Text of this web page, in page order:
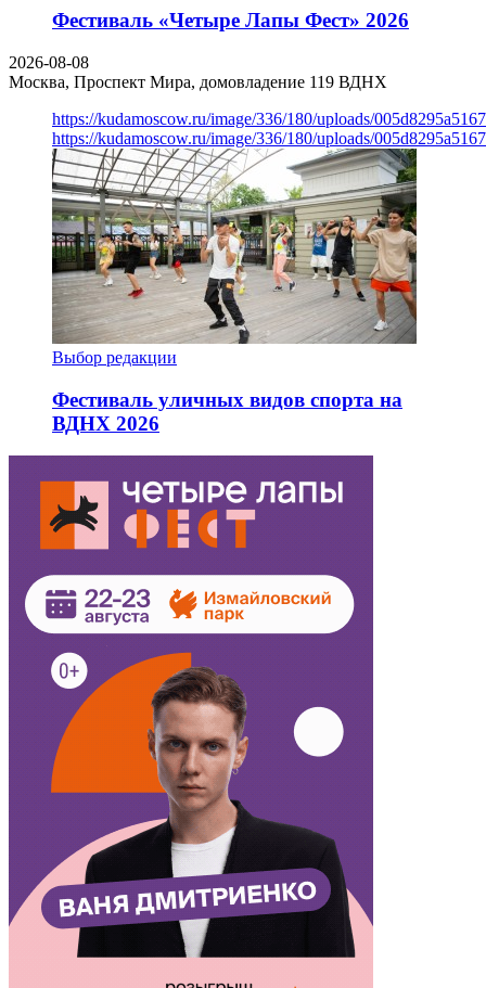
Фестиваль «Четыре Лапы Фест» 2026
2026-08-08
Москва, Проспект Мира, домовладение 119 ВДНХ
https://kudamoscow.ru/image/336/180/uploads/
https://kudamoscow.ru/image/336/180/uploads/
Выбор редакции
Фестиваль уличных видов спорта на
ВДНХ 2026